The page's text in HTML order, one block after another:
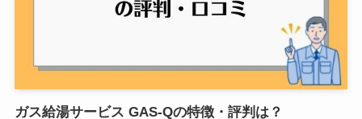
ガス給湯サービス GAS-Qの特徴・評判は？